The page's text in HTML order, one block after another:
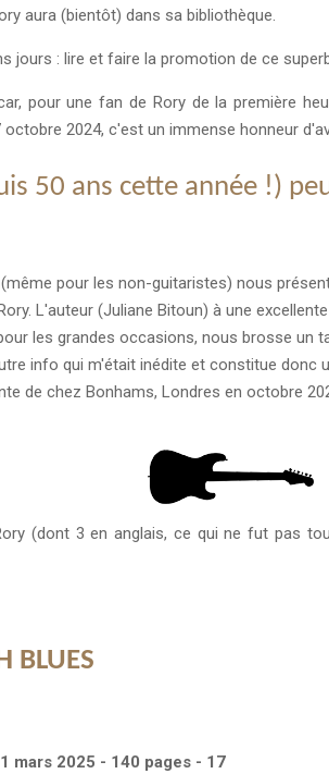
aura (bientôt) dans sa bibliothèque.
jours : lire et faire la promotion de ce
pour une fan de Rory de la première
2024, c'est un immense honneur
50 ans cette année !)
pour les non-guitaristes) nous
L'auteur (Juliane Bitoun) à une
les grandes occasions, nous brosse un
info qui m'était inédite et constitue donc
de chez Bonhams, Londres en octobre
(dont 3 en anglais, ce qui ne fut pas
BLUES
mars 2025 - 140 pages - 17